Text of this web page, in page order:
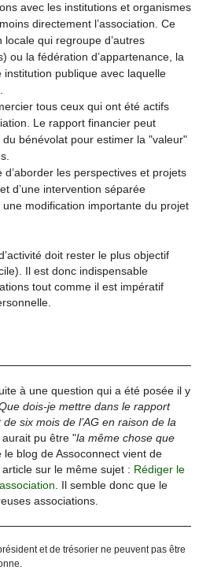
avec les institutions et organismes
directement l’association. Ce
locale qui regroupe d’autres
ou la fédération d’appartenance, la
publique avec laquelle
tous ceux qui ont été actifs
Le rapport financier peut
bénévolat pour estimer la "valeur"
d’aborder les perspectives et projets
d’une intervention séparée
une modification importante du projet
doit rester le plus objectif
Il est donc indispensable
tout comme il est impératif
à une question qui a été posée il y
dois-je mettre dans le rapport
six mois de l’AG en raison de la
pu être "la même chose que
le blog de Assoconnect vient de
sur le même sujet : Rédiger le
. Il semble donc que le
associations.
et de trésorier ne peuvent pas être